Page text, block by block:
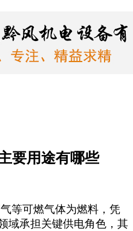
要用途有哪些
等可燃气体为燃料，凭
域承担关键供电角色，其